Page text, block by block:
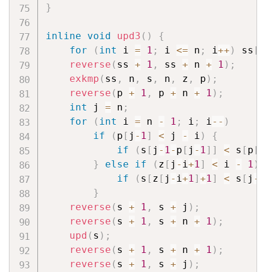
}
inline void upd3 ( )
{
for
( int i = 1 ; i <= n ; i++ ) ss
reverse ( ss + 1 , ss + n + 1 ) ;
exkmp ( ss , n , s , n , z , p ) ;
reverse ( p + 1 , p + n + 1 ) ;
int j = n ;
for
( int i = n - 1 ; i ; i-- )
if
( p [ j - 1] < j - i )
{
if
( s [ j - 1- p [ j - 1] ] < s [ p
}
else if ( z [ j - i+1] < i - 1 )
if
( s [ z [ j - i+1] +1] < s [ j -
}
reverse ( s + 1 , s + j ) ;
reverse ( s + 1 , s + n + 1 ) ;
upd ( s ) ;
reverse ( s + 1 , s + n + 1 ) ;
reverse ( s + 1 , s + j ) ;